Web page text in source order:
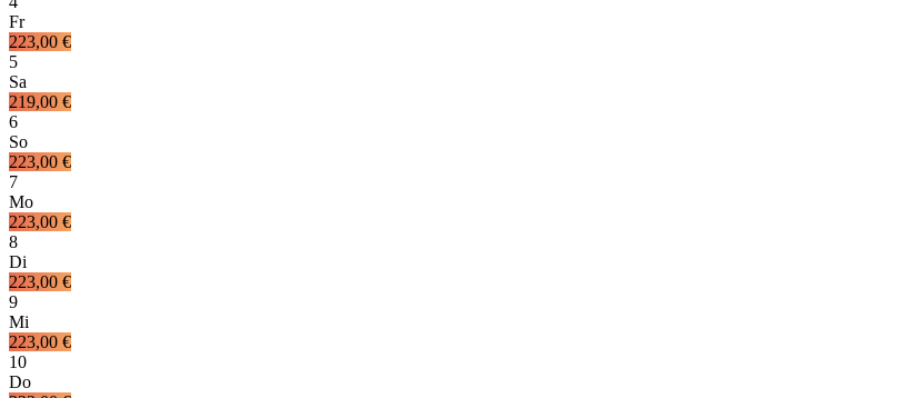
Fr
223,00 €
5
Sa
219,00 €
6
So
223,00 €
7
Mo
223,00 €
8
Di
223,00 €
9
Mi
223,00 €
10
Do